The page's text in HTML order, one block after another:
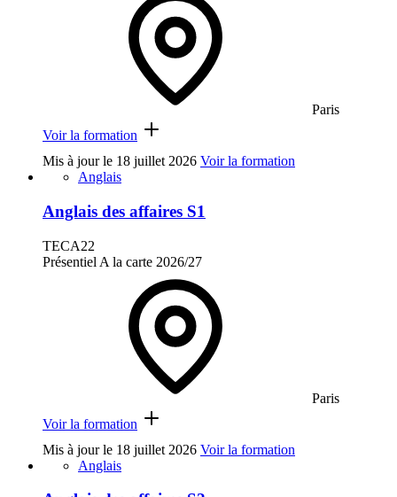
Paris
Voir la formation
Mis à jour le 18 juillet 2026 Voir la formation
Anglais
Anglais des affaires S1
TECA22
Présentiel A la carte 2026/27
Paris
Voir la formation
Mis à jour le 18 juillet 2026 Voir la formation
Anglais